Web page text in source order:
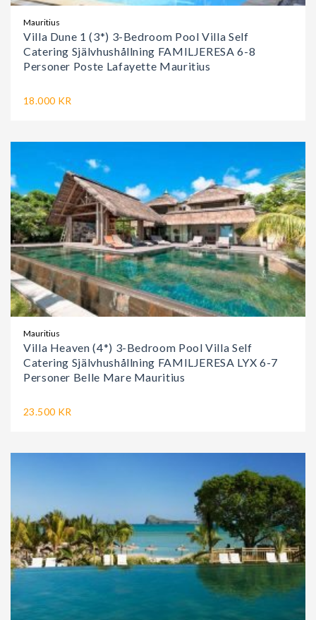
Mauritius
Villa Dune 1 (3*) 3-Bedroom Pool Villa Self
Catering Självhushållning FAMILJERESA 6-8
Personer Poste Lafayette Mauritius
18.000 KR
Mauritius
Villa Heaven (4*) 3-Bedroom Pool Villa Self
Catering Självhushållning FAMILJERESA LYX 6-7
Personer Belle Mare Mauritius
23.500 KR